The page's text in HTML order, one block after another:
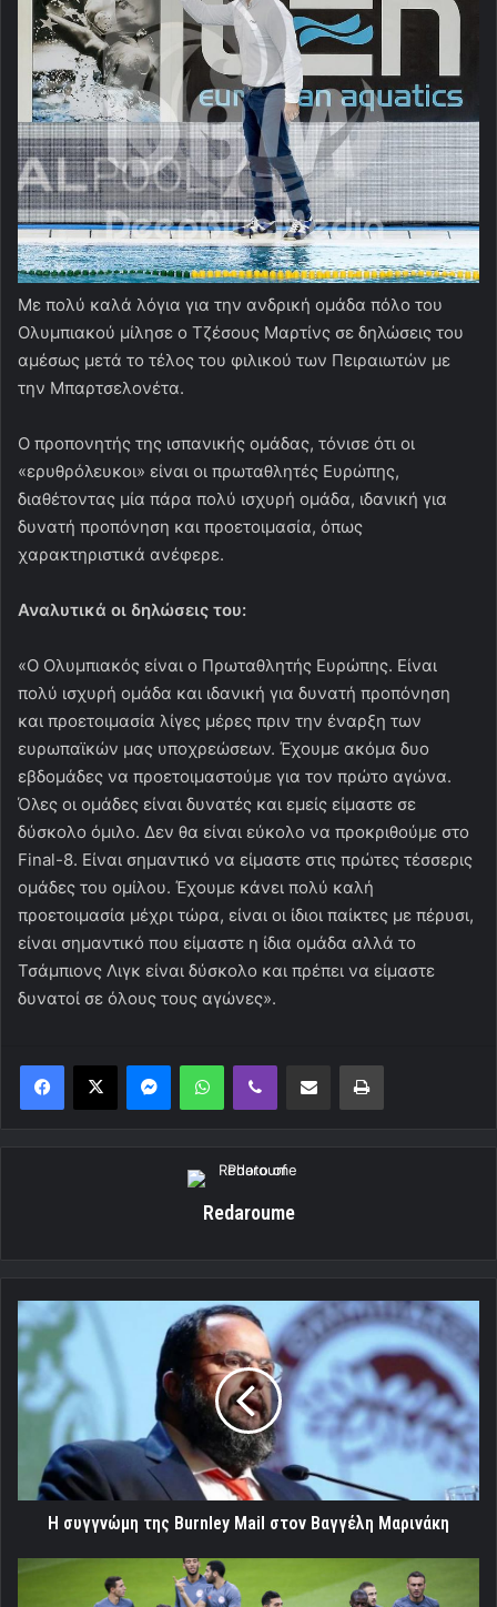
Με πολύ καλά λόγια για την ανδρική ομάδα πόλο του
Ολυμπιακού μίλησε ο Τζέσους Μαρτίνς σε δηλώσεις του
αμέσως μετά το τέλος του φιλικού των Πειραιωτών με
την Μπαρτσελονέτα.
Ο προπονητής της ισπανικής ομάδας, τόνισε ότι οι
«ερυθρόλευκοι» είναι οι πρωταθλητές Ευρώπης,
διαθέτοντας μία πάρα πολύ ισχυρή ομάδα, ιδανική για
δυνατή προπόνηση και προετοιμασία, όπως
χαρακτηριστικά ανέφερε.
Αναλυτικά οι δηλώσεις του:
«Ο Ολυμπιακός είναι ο Πρωταθλητής Ευρώπης. Είναι
πολύ ισχυρή ομάδα και ιδανική για δυνατή προπόνηση
και προετοιμασία λίγες μέρες πριν την έναρξη των
ευρωπαϊκών μας υποχρεώσεων. Έχουμε ακόμα δυο
εβδομάδες να προετοιμαστούμε για τον πρώτο αγώνα.
Όλες οι ομάδες είναι δυνατές και εμείς είμαστε σε
δύσκολο όμιλο. Δεν θα είναι εύκολο να προκριθούμε στο
Final-8. Είναι σημαντικό να είμαστε στις πρώτες τέσσερις
ομάδες του ομίλου. Έχουμε κάνει πολύ καλή
προετοιμασία μέχρι τώρα, είναι οι ίδιοι παίκτες με πέρυσι,
είναι σημαντικό που είμαστε η ίδια ομάδα αλλά το
Τσάμπιονς Λιγκ είναι δύσκολο και πρέπει να είμαστε
δυνατοί σε όλους τους αγώνες».
MessengerWhatsAppViber Κοινοποίηση μέσω ηλεκτρονικού ταχυδρομείουΕκτύπωση
Redaroume
Η
συγγνώμη
της
Burnley
Mail
Βαγγέλη
Μαρινάκη
Η συγγνώμη της Burnley Mail στον Βαγγέλη Μαρινάκη
Ενδεκάδας